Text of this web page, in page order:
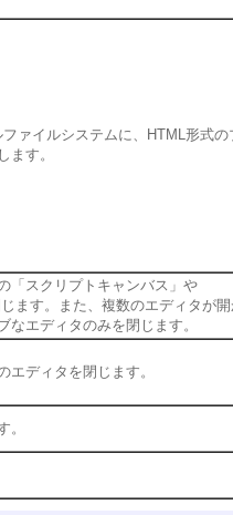
ァイルシステムに、HTML形式の
ます。
「スクリプトキャンバス」や
じます。また、複数のエディタが
なエディタのみを閉じます。
エディタを閉じます。
。